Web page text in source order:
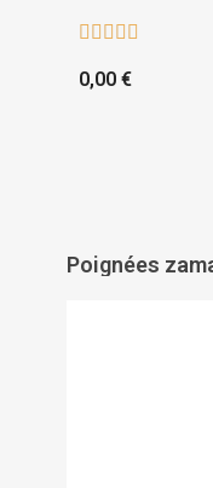
    
0,00 €
Poignées